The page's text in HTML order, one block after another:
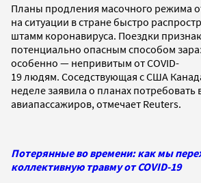
Планы продления масочного режима
на ситуации в стране быстро
штамм коронавируса. Поездки
потенциально опасным способом
особенно — непривитым от COVID-
19 людям. Соседствующая с США
неделе заявила о планах потребовать
авиапассажиров, отмечает Reuters.
Потерянные во времени: как мы
коллективную травму от COVID-19